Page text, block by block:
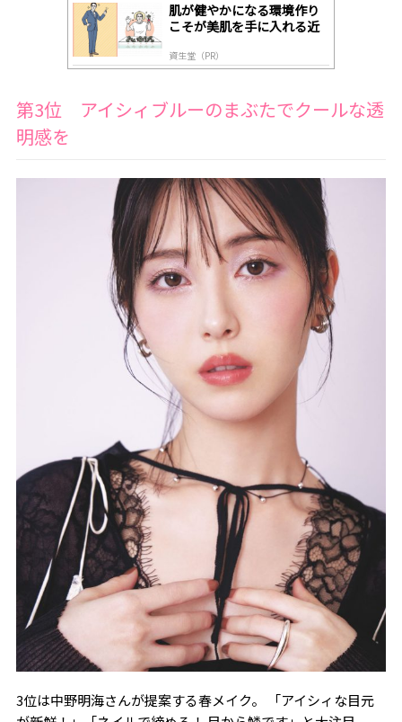
肌が健やかになる環境作り
こそが美肌を手に入れる近
資生堂（PR）
第3位 アイシィブルーのまぶたでクールな透
明感を
3位は中野明海さんが提案する春メイク。 「アイシィな目元